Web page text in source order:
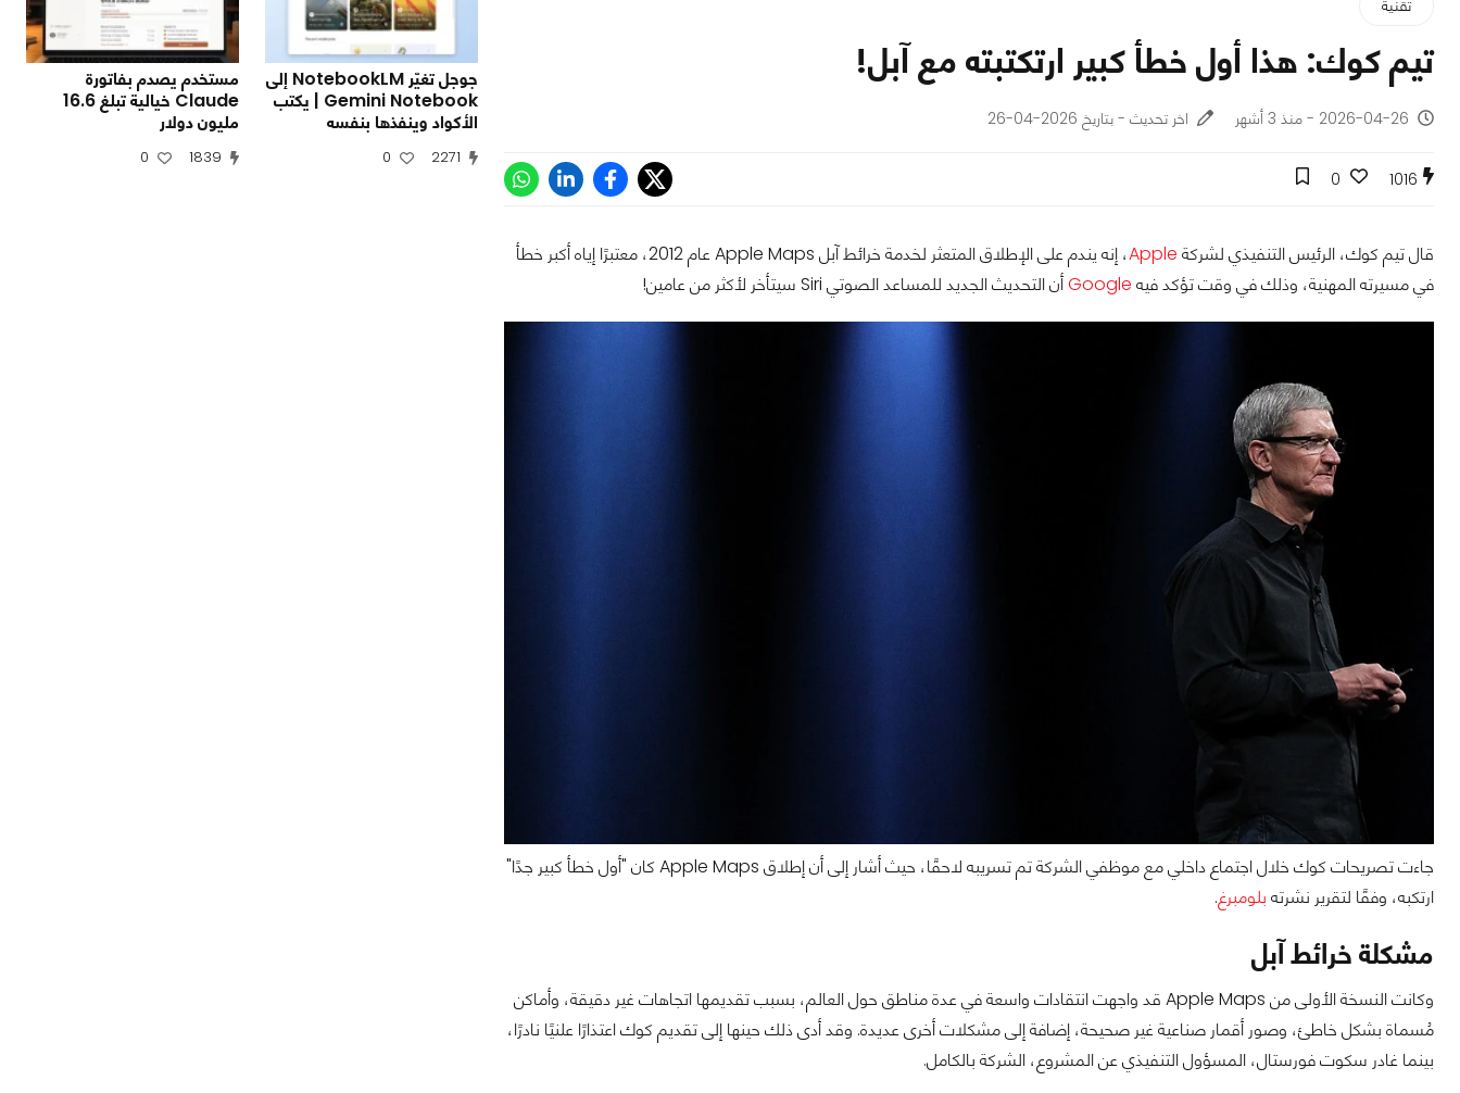
تقنية
تيم كوك: هذا أول خطأ كبير ارتكتبته مع آبل!
2026-04-26 - منذ 3 أشهر اخر تحديث - بتاريخ 2026-04-26
1016
0
قال تيم كوك، الرئيس التنفيذي لشركة Apple
، إنه يندم على الإطلاق المتعثر لخدمة خرائط آبل Apple Maps عام 2012، معتبرًا إياه أكبر خطأ
في مسيرته المهنية، وذلك في وقت تؤكد فيه Googleأن التحديث الجديد للمساعد الصوتي Siri سيتأخر لأكثر من عامين!
جاءت تصريحات كوك خلال اجتماع داخلي مع موظفي الشركة تم تسريبه لاحقًا، حيث أشار إلى أن إطلاق Apple Maps كان "أول خطأ كبير جدًا"
ارتكبه، وفقًا لتقرير نشرته بلومبرغ.
مشكلة خرائط آبل
وكانت النسخة الأولى من Apple Maps قد واجهت انتقادات واسعة في عدة مناطق حول العالم، بسبب تقديمها اتجاهات غير دقيقة، وأماكن
مُسماة بشكل خاطئ، وصور أقمار صناعية غير صحيحة، إضافة إلى مشكلات أخرى عديدة. وقد أدى ذلك حينها إلى تقديم كوك اعتذارًا علنيًا نادرًا،
بينما غادر سكوت فورستال، المسؤول التنفيذي عن المشروع، الشركة بالكامل.
جوجل تغيّر NotebookLM إلى
Gemini Notebook | يكتب
الأكواد وينفذها بنفسه
2271
0
مستخدم يصدم بفاتورة
Claude خيالية تبلغ 16.6
مليون دولار
1839
0